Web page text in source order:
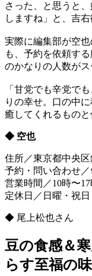
さった、と思うと
しますね」と、吉右
実際に編集部が空
も、予約を依頼す
のかなりの人数がス
「甘党でも辛党で
りの幸せ。口の中
癒してくれるものと
◆ 空也
住所／東京都中央
予約・問い合わせ
営業時間／10時〜
定休日／日曜・祝日
◆ 尾上松也さん
豆の食感＆
らす至福の味